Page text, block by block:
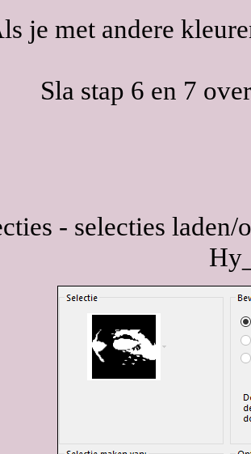
je met andere
Sla stap 6 en 7
- selecties